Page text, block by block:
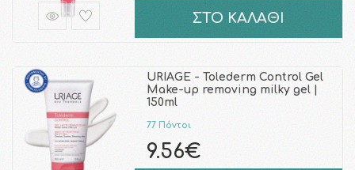
ΣΤΟ ΚΑΛΑΘΙ
URIAGE - Tolederm Control Gel
Make-up removing milky gel |
150ml
77 Πόντοι
9.56€